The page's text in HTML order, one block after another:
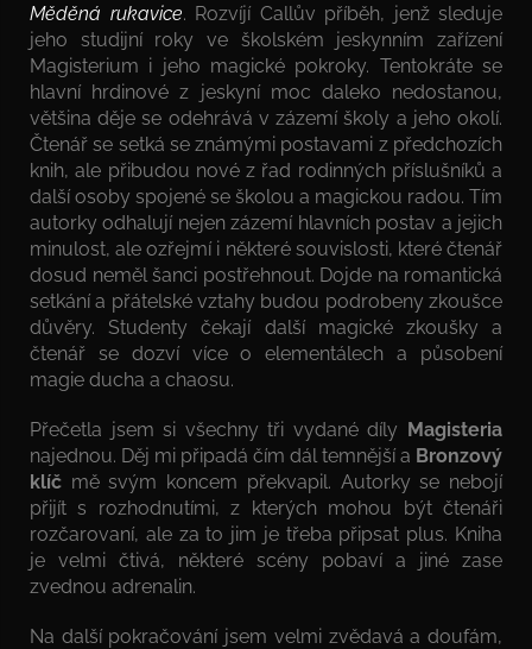
Měděná rukavice. Rozvíjí Callův příběh, jenž sleduje
jeho studijní roky ve školském jeskynním zařízení
Magisterium i jeho magické pokroky. Tentokráte se
hlavní hrdinové z jeskyní moc daleko nedostanou,
většina děje se odehrává v zázemí školy a jeho okolí.
Čtenář se setká se známými postavami z předchozích
knih, ale přibudou nové z řad rodinných příslušníků a
další osoby spojené se školou a magickou radou. Tím
autorky odhalují nejen zázemí hlavních postav a jejich
minulost, ale ozřejmí i některé souvislosti, které čtenář
dosud neměl šanci postřehnout. Dojde na romantická
setkání a přátelské vztahy budou podrobeny zkoušce
důvěry. Studenty čekají další magické zkoušky a
čtenář se dozví více o elementálech a působení
magie ducha a chaosu.
Přečetla jsem si všechny tři vydané díly Magisteria
najednou. Děj mi připadá čím dál temnější a Bronzový
klíč mě svým koncem překvapil. Autorky se nebojí
přijít s rozhodnutími, z kterých mohou být čtenáři
rozčarovaní, ale za to jim je třeba připsat plus. Kniha
je velmi čtivá, některé scény pobaví a jiné zase
zvednou adrenalin.
Na další pokračování jsem velmi zvědavá a doufám,